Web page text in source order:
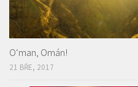
O‘man, Omán!
21 BŘE, 2017